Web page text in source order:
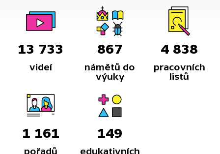
13 733
videí
867
námětů do
výuky
4 838
pracovních
listů
1 161
pořadů
149
edukativních